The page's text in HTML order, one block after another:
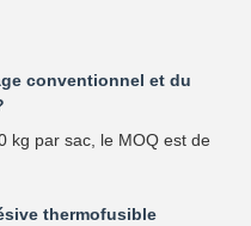
conventionnel et du
kg par sac, le MOQ est de
thermofusible